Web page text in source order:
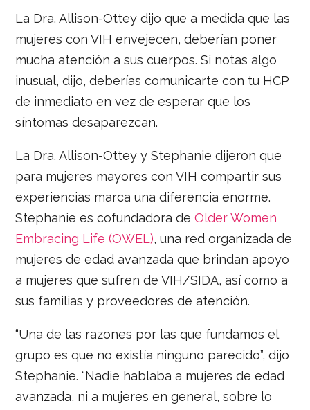
La Dra. Allison-Ottey dijo que a medida que las
mujeres con VIH envejecen, deberían poner
mucha atención a sus cuerpos. Si notas algo
inusual, dijo, deberías comunicarte con tu HCP
de inmediato en vez de esperar que los
síntomas desaparezcan.
La Dra. Allison-Ottey y Stephanie dijeron que
para mujeres mayores con VIH compartir sus
experiencias marca una diferencia enorme.
Stephanie es cofundadora deOlder Women
Embracing Life (OWEL), una red organizada de
mujeres de edad avanzada que brindan apoyo
a mujeres que sufren de VIH/SIDA, así como a
sus familias y proveedores de atención.
“Una de las razones por las que fundamos el
grupo es que no existía ninguno parecido”, dijo
Stephanie. “Nadie hablaba a mujeres de edad
avanzada, ni a mujeres en general, sobre lo